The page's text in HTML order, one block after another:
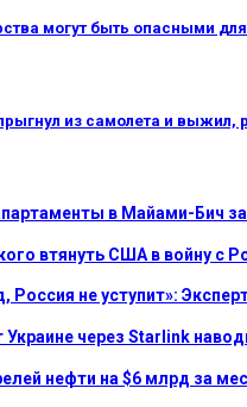
могут быть опасными
из самолета и выжил,
в Майами-Бич
втянуть США в войну с
не уступит»:
через Starlink
нефти на $6 млрд за